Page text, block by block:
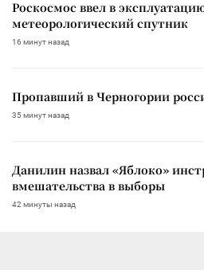
Роскосмос ввел в
метеорологический спутник
16 минут назад
Пропавший в Черногории
35 минут назад
Данилин назвал «Яблоко»
вмешательства в выборы
42 минуты назад